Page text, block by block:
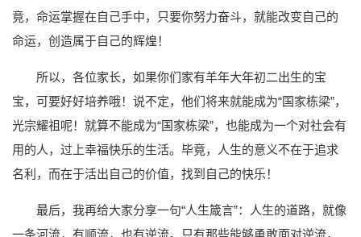
竟，命运掌握在自己手中，只要你努力奋斗，就能改变自己的
命运，创造属于自己的辉煌！
所以，各位家长，如果你们家有羊年大年初二出生的宝
宝，可要好好培养哦！说不定，他们将来就能成为“国家栋梁”，
光宗耀祖呢！就算不能成为“国家栋梁”，也能成为一个对社会有
用的人，过上幸福快乐的生活。毕竟，人生的意义不在于追求
名利，而在于活出自己的价值，找到自己的快乐！
最后，我再给大家分享一句“人生箴言”：人生的道路，就像
一条河流，有顺流，也有逆流。只有那些能够勇敢面对逆流，